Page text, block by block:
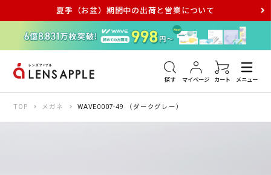
夏季（お盆）期間中の出荷と営業について
探す マイページ カート メニュー
アキュビュー メダリスト メガネ
TOP メガネ WAVE0007-49 （ダークグレー）